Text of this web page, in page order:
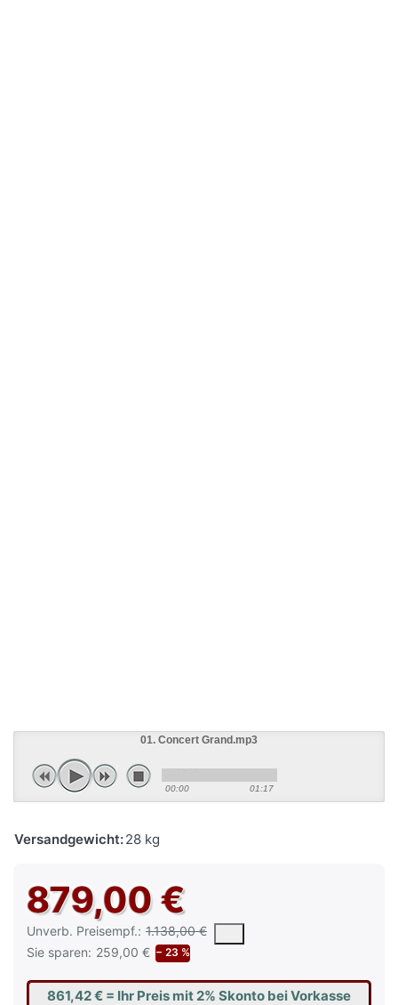
01. Concert Grand.mp3
00:00 01:17
Versandgewicht:28 kg
879,00 €
Unverb. Preisempf.: 1.138,00 €
Die UVP ist der vorgeschlagene oder empfohlene
Sie sparen: 259,00 € − 23 %
861,42 € = Ihr Preis mit 2% Skonto bei Vorkasse